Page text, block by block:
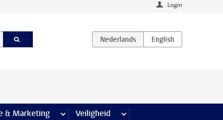
Login
& Marketing meer Communicatie & Marketing pagina’s
Veiligheid meer Veiligheid pagina’s